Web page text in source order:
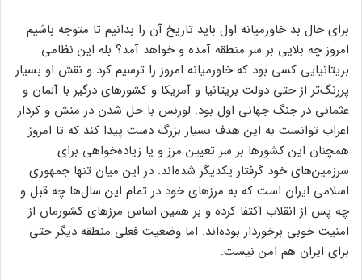
برای حال بد خاورمیانه اول باید تاریخ آن را بدانیم تا متوجه باشیم
امروز چه بلایی بر سر منطقه آمده و خواهد آمد؟ بله این نظامی
بریتانیایی کسی بود که خاورمیانه امروز را ترسیم کرد و نقش او بسیار
پررنگ‌تر از حتی دولت بریتانیا و آمریکا و کشورهای درگیر با آلمان و
عثمانی در جنگ جهانی اول بود. لورنس با حل شدن در منش و کردار
اعراب توانست به این هدف بسیار بزرگ دست پیدا کند که تا امروز
همچنان این کشورها بر سر تعیین مرز و یا زیاده‌خواهی برای
سرزمین‌های خود گرفتار یکدیگر شده‌اند. در این میان تنها جمهوری
اسلامی ایران است که به مرزهای خود در تمام این سال‌ها چه قبل و
چه پس از انقلاب اکتفا کرده و بر همین اساس مرزهای کشورمان از
امنیت خوبی برخوردار بوده‌اند. اما وضعیت فعلی منطقه دیگر حتی
برای ایران هم امن نیست.